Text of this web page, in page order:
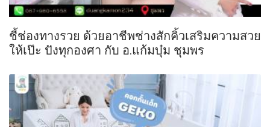
ชี้ช่องทางรวย ด้วยอาชีพช่างสักคิ้วเสริมความสวย
ให้เป๊ะ ปังทุกองศา กับ อ.แก้มบุ๋ม ชุมพร